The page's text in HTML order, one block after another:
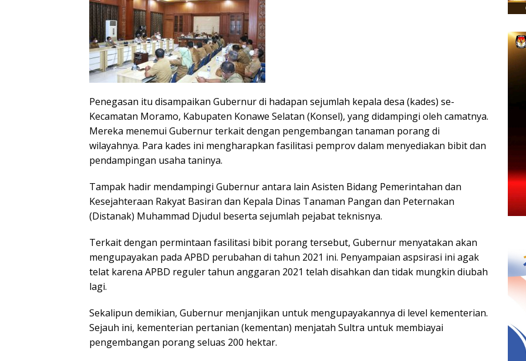
Penegasan itu disampaikan Gubernur di hadapan sejumlah kepala desa (kades) se-
Kecamatan Moramo, Kabupaten Konawe Selatan (Konsel), yang didampingi oleh camatnya.
Mereka menemui Gubernur terkait dengan pengembangan tanaman porang di
wilayahnya. Para kades ini mengharapkan fasilitasi pemprov dalam menyediakan bibit dan
pendampingan usaha taninya.
Tampak hadir mendampingi Gubernur antara lain Asisten Bidang Pemerintahan dan
Kesejahteraan Rakyat Basiran dan Kepala Dinas Tanaman Pangan dan Peternakan
(Distanak) Muhammad Djudul beserta sejumlah pejabat teknisnya.
Terkait dengan permintaan fasilitasi bibit porang tersebut, Gubernur menyatakan akan
mengupayakan pada APBD perubahan di tahun 2021 ini. Penyampaian aspsirasi ini agak
telat karena APBD reguler tahun anggaran 2021 telah disahkan dan tidak mungkin diubah
lagi.
Sekalipun demikian, Gubernur menjanjikan untuk mengupayakannya di level kementerian.
Sejauh ini, kementerian pertanian (kementan) menjatah Sultra untuk membiayai
pengembangan porang seluas 200 hektar.